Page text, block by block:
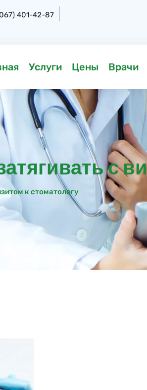
401-42-87
Услуги Цены Врачи
с
к стоматологу